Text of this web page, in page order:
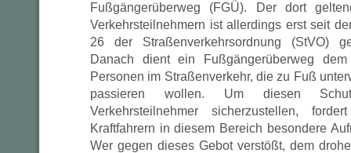
Fußgängerüberweg (FGÜ). Der dort
Verkehrsteilnehmern ist allerdings erst seit
26 der Straßenverkehrsordnung (StVO)
Danach dient ein Fußgängerüberweg
Personen im Straßenverkehr, die zu Fuß
passieren wollen. Um diesen
Verkehrsteilnehmer sicherzustellen,
Kraftfahrern in diesem Bereich besondere
Wer gegen dieses Gebot verstößt, dem